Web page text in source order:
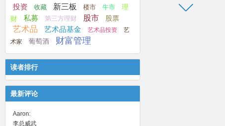
投资
收藏 新三板 楼市 牛市 理
财 私募 第三方理财 股市 股票
艺术品 艺术品基金 艺术品投资
艺
术家
葡萄酒 财富管理
读者排行
最新评论
Aaron:
李总威武